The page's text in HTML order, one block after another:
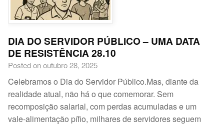
DIA DO SERVIDOR PÚBLICO – UMA DATA
DE RESISTÊNCIA 28.10
Posted on outubro 28, 2025
Celebramos o Dia do Servidor Público.Mas, diante da
realidade atual, não há o que comemorar. Sem
recomposição salarial, com perdas acumuladas e um
vale-alimentação pífio, milhares de servidores seguem